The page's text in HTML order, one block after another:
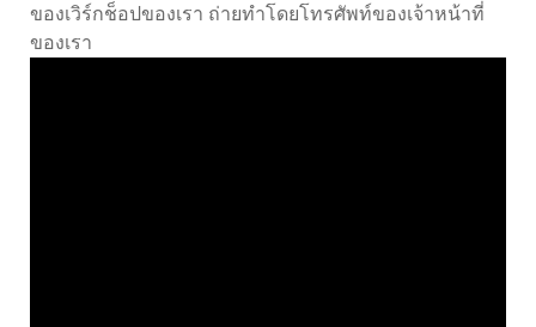
ของเวิร์กช็อปของเรา ถ่ายทำโดยโทรศัพท์ของเจ้าหน้าที่
ของเรา